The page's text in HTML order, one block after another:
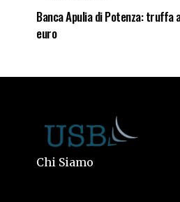
Banca Apulia di Potenza:
euro
Chi Siamo